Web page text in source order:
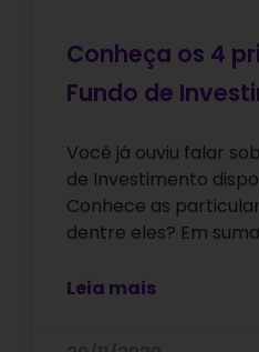
Conheça os 4
Fundo de
Você já ouviu falar
de Investimento
Conhece as
dentre eles? Em
Leia mais